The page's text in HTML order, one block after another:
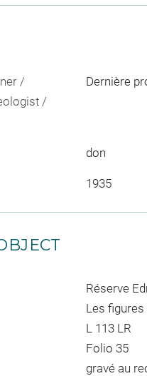
/
/
Dernière
don
1935
Réserve
Les
L 113 LR
Folio 35
gravé au